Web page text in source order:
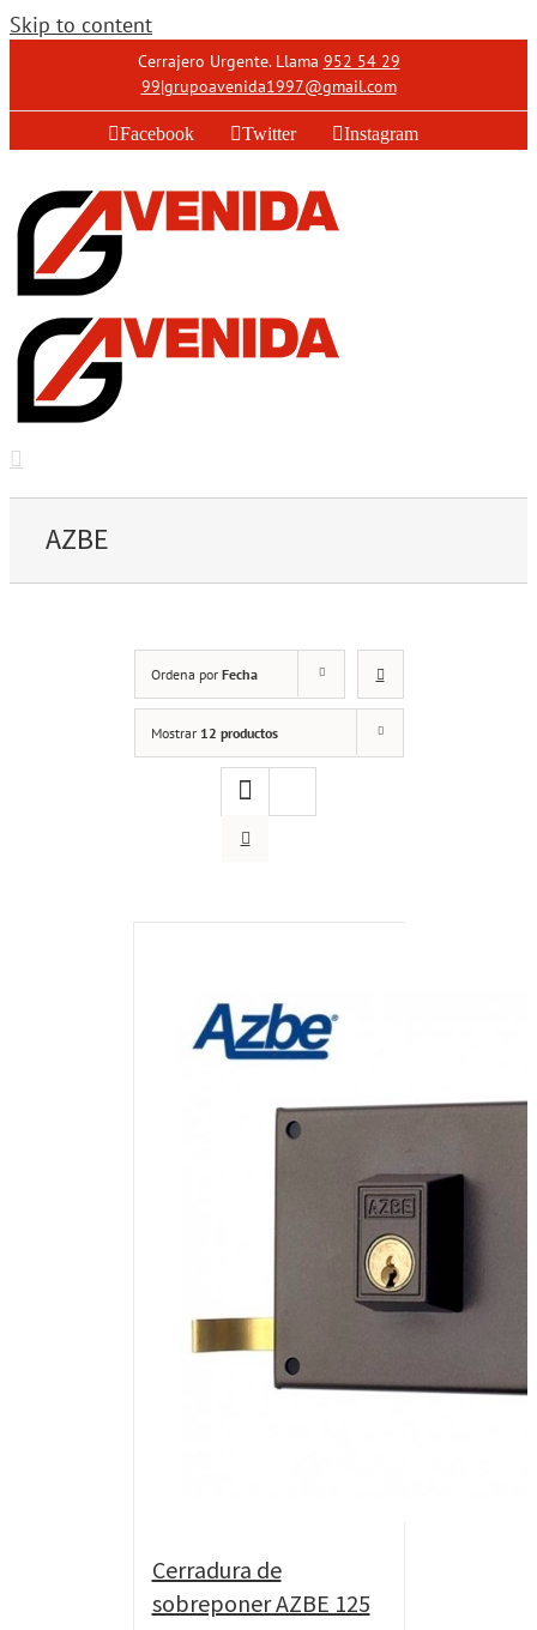
Skip to content
Cerrajero Urgente. Llama 952 54 29
99|grupoavenida1997@gmail.com
Facebook Twitter Instagram
AZBE
Ordena por Fecha
Mostrar 12 productos
Cerradura de
sobreponer AZBE 125